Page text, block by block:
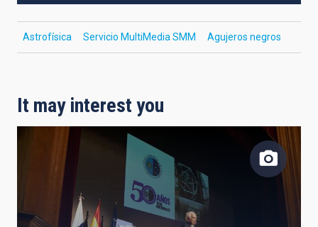
Astrofísica Servicio MultiMedia SMM Agujeros negros
It may interest you